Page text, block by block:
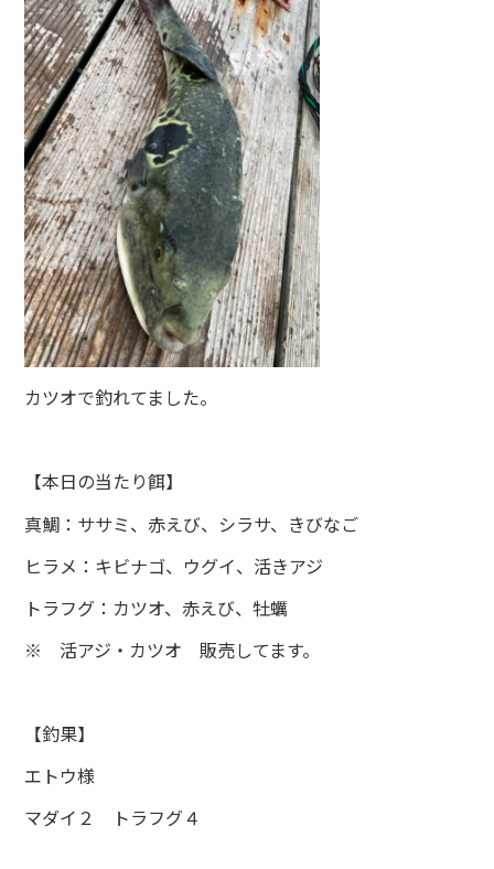
カツオで釣れてました。
【本日の当たり餌】
真鯛：ササミ、赤えび、シラサ、きびなご
ヒラメ：キビナゴ、ウグイ、活きアジ
トラフグ：カツオ、赤えび、牡蠣
※ 活アジ・カツオ 販売してます。
【釣果】
エトウ様
マダイ２ トラフグ４